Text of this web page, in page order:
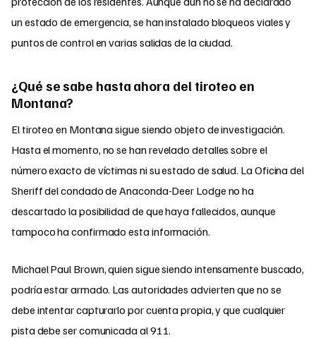
un estado de emergencia, se han instalado bloqueos viales y
puntos de control en varias salidas de la ciudad.
¿Qué se sabe hasta ahora del tiroteo en
Montana?
El tiroteo en Montana sigue siendo objeto de investigación.
Hasta el momento, no se han revelado detalles sobre el
número exacto de víctimas ni su estado de salud. La Oficina del
Sheriff del condado de Anaconda-Deer Lodge no ha
descartado la posibilidad de que haya fallecidos, aunque
tampoco ha confirmado esta información.
Michael Paul Brown, quien sigue siendo intensamente buscado,
podría estar armado. Las autoridades advierten que no se
debe intentar capturarlo por cuenta propia, y que cualquier
pista debe ser comunicada al 911.